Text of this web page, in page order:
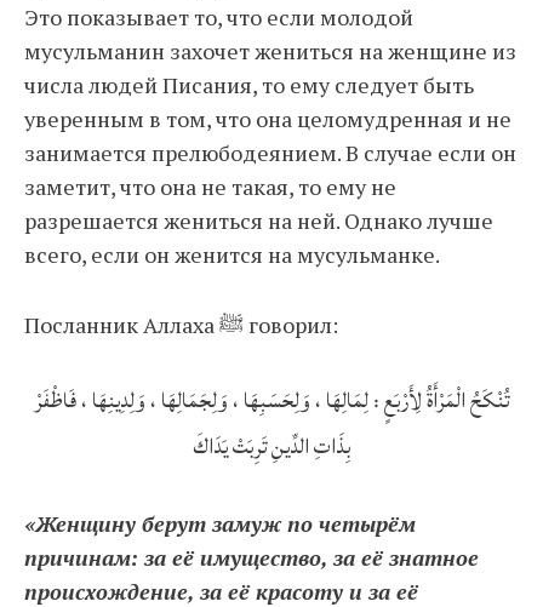
Это показывает то, что если молодой
мусульманин захочет жениться на женщине из
числа людей Писания, то ему следует быть
уверенным в том, что она целомудренная и не
занимается прелюбодеянием. В случае если он
заметит, что она не такая, то ему не
разрешается жениться на ней. Однако лучше
всего, если он женится на мусульманке.
Посланник Аллаха ﷺ говорил:
تُنْكَحُ الْمَرْأَةُ لِأَرْبَعٍ : لِمَالِهَا ، وَلِحَسَبِهَا ، وَلِجَمَالِهَا ، وَلِدِينِهَا ، فَاظْفَرْ
بِذَاتِ الدِّينِ تَرِبَتْ يَدَاكَ
«Женщину берут замуж по четырём
причинам: за её имущество, за её знатное
происхождение, за её красоту и за её